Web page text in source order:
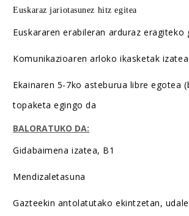
Euskaraz jariotasunez hitz egitea
Euskararen erabileran arduraz eragiteko
Komunikazioaren arloko ikasketak izatea
Ekainaren 5-7ko asteburua libre egotea
topaketa egingo da
BALORATUKO DA:
Gidabaimena izatea, B1
Mendizaletasuna
Gazteekin antolatutako ekintzetan,